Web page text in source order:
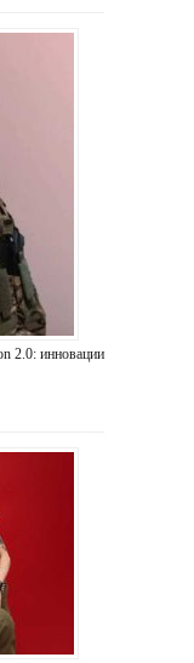
2.0: инновации